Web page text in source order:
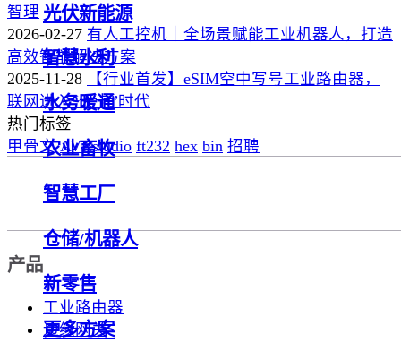
光伏新能源
智慧水利
水务暖通
农业畜牧
智慧工厂
仓储/机器人
新零售
更多方案
智理
2026-02-27 有人工控机｜全场景赋能工业机器人，打造
高效智能解决方案
2025-11-28
【行业首发】eSIM空中写号工业路由器，
联网进入“无卡”时代
热门标签
甲骨文 AVRstudio ft232 hex bin 招聘
产品
工业路由器
边缘网关